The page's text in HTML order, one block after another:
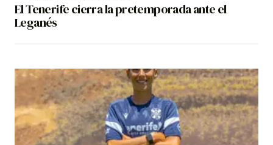
El Tenerife cierra la pretemporada ante el
Leganés